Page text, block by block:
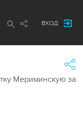
ВХОД
Мериминскую за